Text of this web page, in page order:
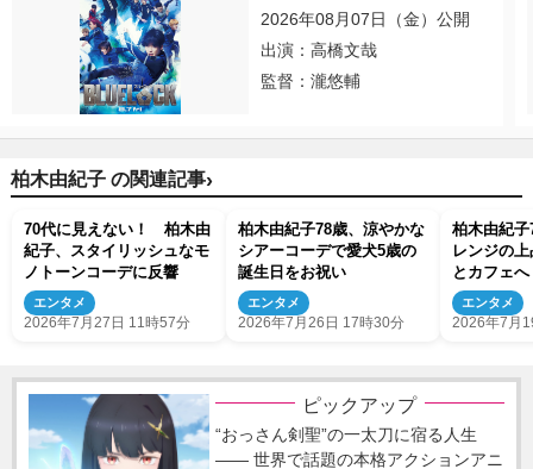
2026年08月07日（金）公開
出演：高橋文哉
監督：瀧悠輔
柏木由紀子 の関連記事›
70代に見えない！ 柏木由
紀子、スタイリッシュなモ
ノトーンコーデに反響
エンタメ
2026年7月27日 11時57分
柏木由紀子78歳、涼やかな
シアーコーデで愛犬5歳の
誕生日をお祝い
エンタメ
2026年7月26日 17時30分
柏木由紀
レンジの
とカフェ
てる」
エンタメ
2026年7月
ピックアップ
“おっさん剣聖”の一太刀に宿る人生
―― 世界で話題の本格アクションアニ